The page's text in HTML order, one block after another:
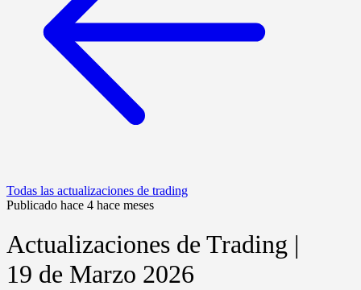
Todas las actualizaciones de trading
Publicado hace 4 hace meses
Actualizaciones de Trading |
19 de Marzo 2026